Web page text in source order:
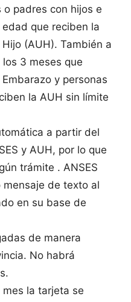
padres con hijos e
que reciben la
(AUH). También a
3 meses que
y personas
la AUH sin límite
a partir del
y AUH, por lo que
trámite . ANSES
de texto al
en su base de
de manera
No habrá
la tarjeta se